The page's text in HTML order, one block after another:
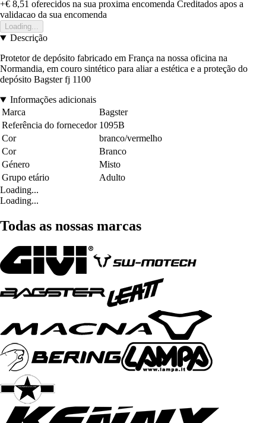
+€ 8,51 oferecidos na sua proxima encomenda Creditados apos a
validacao da sua encomenda
Loading...
Descrição
Protetor de depósito fabricado em França na nossa oficina na
Normandia, em couro sintético para aliar a estética e a proteção do
depósito Bagster fj 1100
Informações adicionais
Marca
Bagster
Referência do fornecedor 1095B
Cor
branco/vermelho
Cor
Branco
Género
Misto
Grupo etário
Adulto
Loading...
Loading...
Todas as nossas marcas